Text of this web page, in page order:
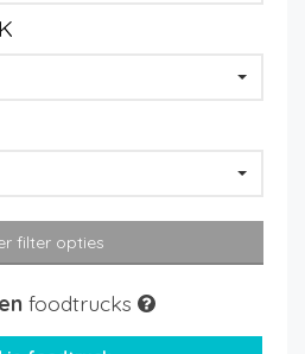
filter opties
foodtrucks